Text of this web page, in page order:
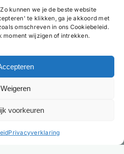
kunnen we je de beste website
te klikken, ga je akkoord met
omschreven in ons Cookiebeleid.
moment wijzigen of intrekken.
Weigeren
voorkeuren
Privacyverklaring